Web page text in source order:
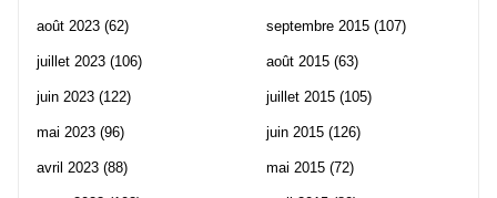
août 2023 (62)
juillet 2023 (106)
juin 2023 (122)
mai 2023 (96)
avril 2023 (88)
septembre 2015 (107)
août 2015 (63)
juillet 2015 (105)
juin 2015 (126)
mai 2015 (72)